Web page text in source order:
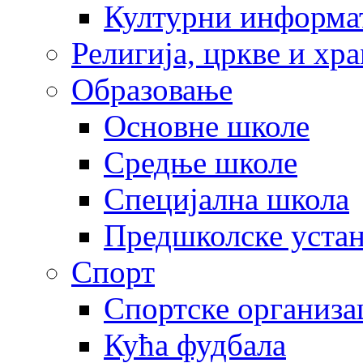
Културни
Религија, цркве и
Образовање
Основне школе
Средње школе
Специјална школа
Предшколске
Спорт
Спортске
Кућа фудбала